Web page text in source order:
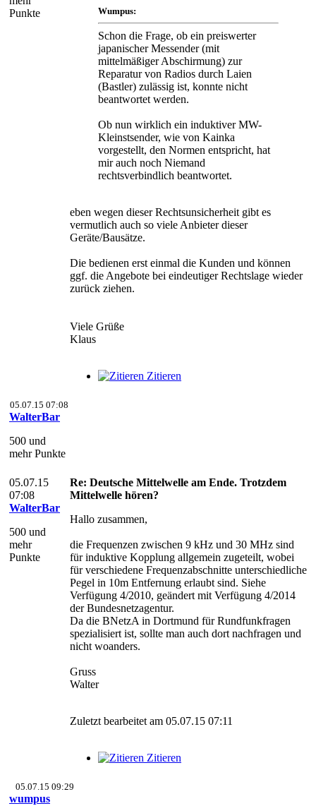
Punkte
Wumpus:
Schon die Frage, ob ein preiswerter
japanischer Messender (mit
mittelmäßiger Abschirmung) zur
Reparatur von Radios durch Laien
(Bastler) zulässig ist, konnte nicht
beantwortet werden.
Ob nun wirklich ein induktiver MW-
Kleinstsender, wie von Kainka
vorgestellt, den Normen entspricht, hat
mir auch noch Niemand
rechtsverbindlich beantwortet.
eben wegen dieser Rechtsunsicherheit gibt es
vermutlich auch so viele Anbieter dieser
Geräte/Bausätze.
Die bedienen erst einmal die Kunden und können
ggf. die Angebote bei eindeutiger Rechtslage wieder
zurück ziehen.
Viele Grüße
Klaus
Zitieren
05.07.15 07:08
WalterBar
500 und
mehr Punkte
05.07.15
07:08
WalterBar
500 und
mehr
Punkte
Re: Deutsche Mittelwelle am Ende. Trotzdem
Mittelwelle hören?
Hallo zusammen,
die Frequenzen zwischen 9 kHz und 30 MHz sind
für induktive Kopplung allgemein zugeteilt, wobei
für verschiedene Frequenzabschnitte unterschiedliche
Pegel in 10m Entfernung erlaubt sind. Siehe
Verfügung 4/2010, geändert mit Verfügung 4/2014
der Bundesnetzagentur.
Da die BNetzA in Dortmund für Rundfunkfragen
spezialisiert ist, sollte man auch dort nachfragen und
nicht woanders.
Gruss
Walter
Zuletzt bearbeitet am 05.07.15 07:11
Zitieren
05.07.15 09:29
wumpus